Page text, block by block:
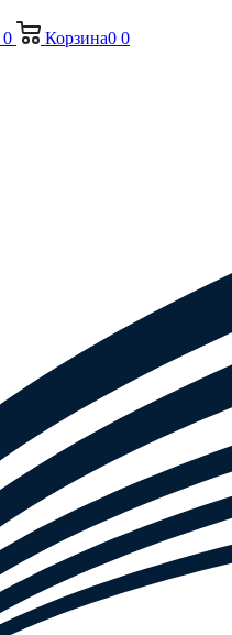
0 Корзина0 0